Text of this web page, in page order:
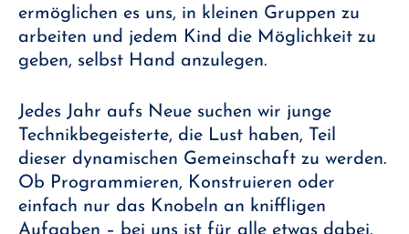
ermöglichen es uns, in kleinen Gruppen zu
arbeiten und jedem Kind die Möglichkeit zu
geben, selbst Hand anzulegen.
Jedes Jahr aufs Neue suchen wir junge
Technikbegeisterte, die Lust haben, Teil
dieser dynamischen Gemeinschaft zu werden.
Ob Programmieren, Konstruieren oder
einfach nur das Knobeln an kniffligen
Aufgaben – bei uns ist für alle etwas dabei.